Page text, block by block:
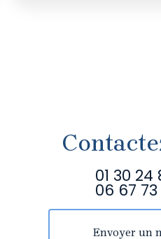
01 30 24
06 67 73
Envoyer un